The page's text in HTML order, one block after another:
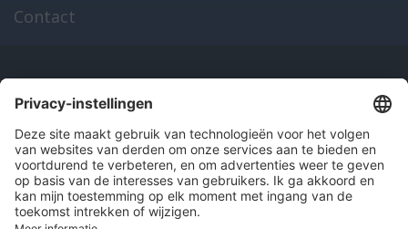
Contact
Onze producten
en diensten
Over Hitma
Algemene voorwaarden Disclaimer
Colofon